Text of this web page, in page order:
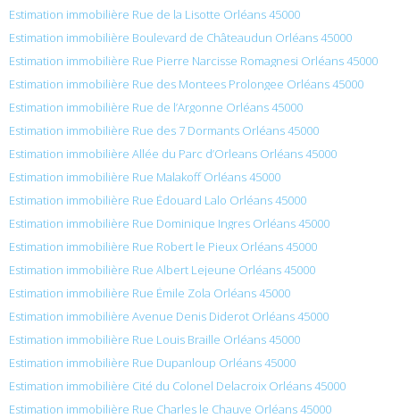
Estimation immobilière Rue de la Lisotte Orléans 45000
Estimation immobilière Boulevard de Châteaudun Orléans 45000
Estimation immobilière Rue Pierre Narcisse Romagnesi Orléans 45000
Estimation immobilière Rue des Montees Prolongee Orléans 45000
Estimation immobilière Rue de l’Argonne Orléans 45000
Estimation immobilière Rue des 7 Dormants Orléans 45000
Estimation immobilière Allée du Parc d’Orleans Orléans 45000
Estimation immobilière Rue Malakoff Orléans 45000
Estimation immobilière Rue Édouard Lalo Orléans 45000
Estimation immobilière Rue Dominique Ingres Orléans 45000
Estimation immobilière Rue Robert le Pieux Orléans 45000
Estimation immobilière Rue Albert Lejeune Orléans 45000
Estimation immobilière Rue Émile Zola Orléans 45000
Estimation immobilière Avenue Denis Diderot Orléans 45000
Estimation immobilière Rue Louis Braille Orléans 45000
Estimation immobilière Rue Dupanloup Orléans 45000
Estimation immobilière Cité du Colonel Delacroix Orléans 45000
Estimation immobilière Rue Charles le Chauve Orléans 45000